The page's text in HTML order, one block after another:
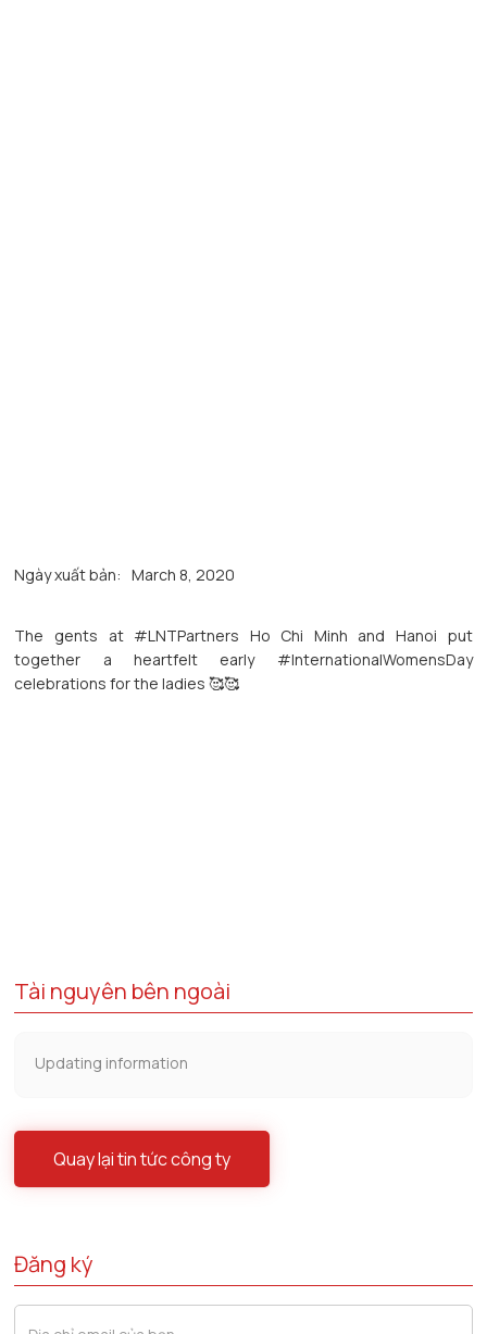
Ngày xuất bản: March 8, 2020
The gents at #LNTPartners Ho Chi Minh and Hanoi put
together a heartfelt early #InternationalWomensDay
celebrations for the ladies 🥰🥰
Tài nguyên bên ngoài
Updating information
Quay lại tin tức công ty
Đăng ký